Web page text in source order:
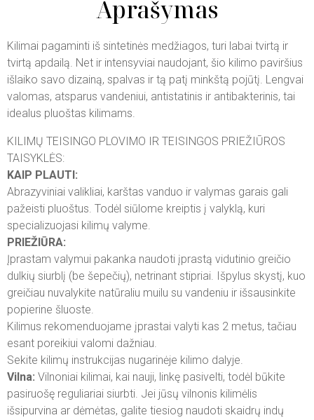
Aprašymas
Kilimai pagaminti iš sintetinės medžiagos, turi labai tvirtą ir
tvirtą apdailą. Net ir intensyviai naudojant, šio kilimo paviršius
išlaiko savo dizainą, spalvas ir tą patį minkštą pojūtį. Lengvai
valomas, atsparus vandeniui, antistatinis ir antibakterinis, tai
idealus pluoštas kilimams.
KILIMŲ TEISINGO PLOVIMO IR TEISINGOS PRIEŽIŪROS
TAISYKLĖS:
KAIP PLAUTI:
Abrazyviniai valikliai, karštas vanduo ir valymas garais gali
pažeisti pluoštus. Todėl siūlome kreiptis į valyklą, kuri
specializuojasi kilimų valyme.
PRIEŽIŪRA:
Įprastam valymui pakanka naudoti įprastą vidutinio greičio
dulkių siurblį (be šepečių), netrinant stipriai. Išpylus skystį, kuo
greičiau nuvalykite natūraliu muilu su vandeniu ir išsausinkite
popierine šluoste.
Kilimus rekomenduojame įprastai valyti kas 2 metus, tačiau
esant poreikiui valomi dažniau.
Sekite kilimų instrukcijas nugarinėje kilimo dalyje.
Vilna: Vilnoniai kilimai, kai nauji, linkę pasivelti, todėl būkite
pasiruošę reguliariai siurbti. Jei jūsų vilnonis kilimėlis
išsipurvina ar dėmėtas, galite tiesiog naudoti skaidrų indų